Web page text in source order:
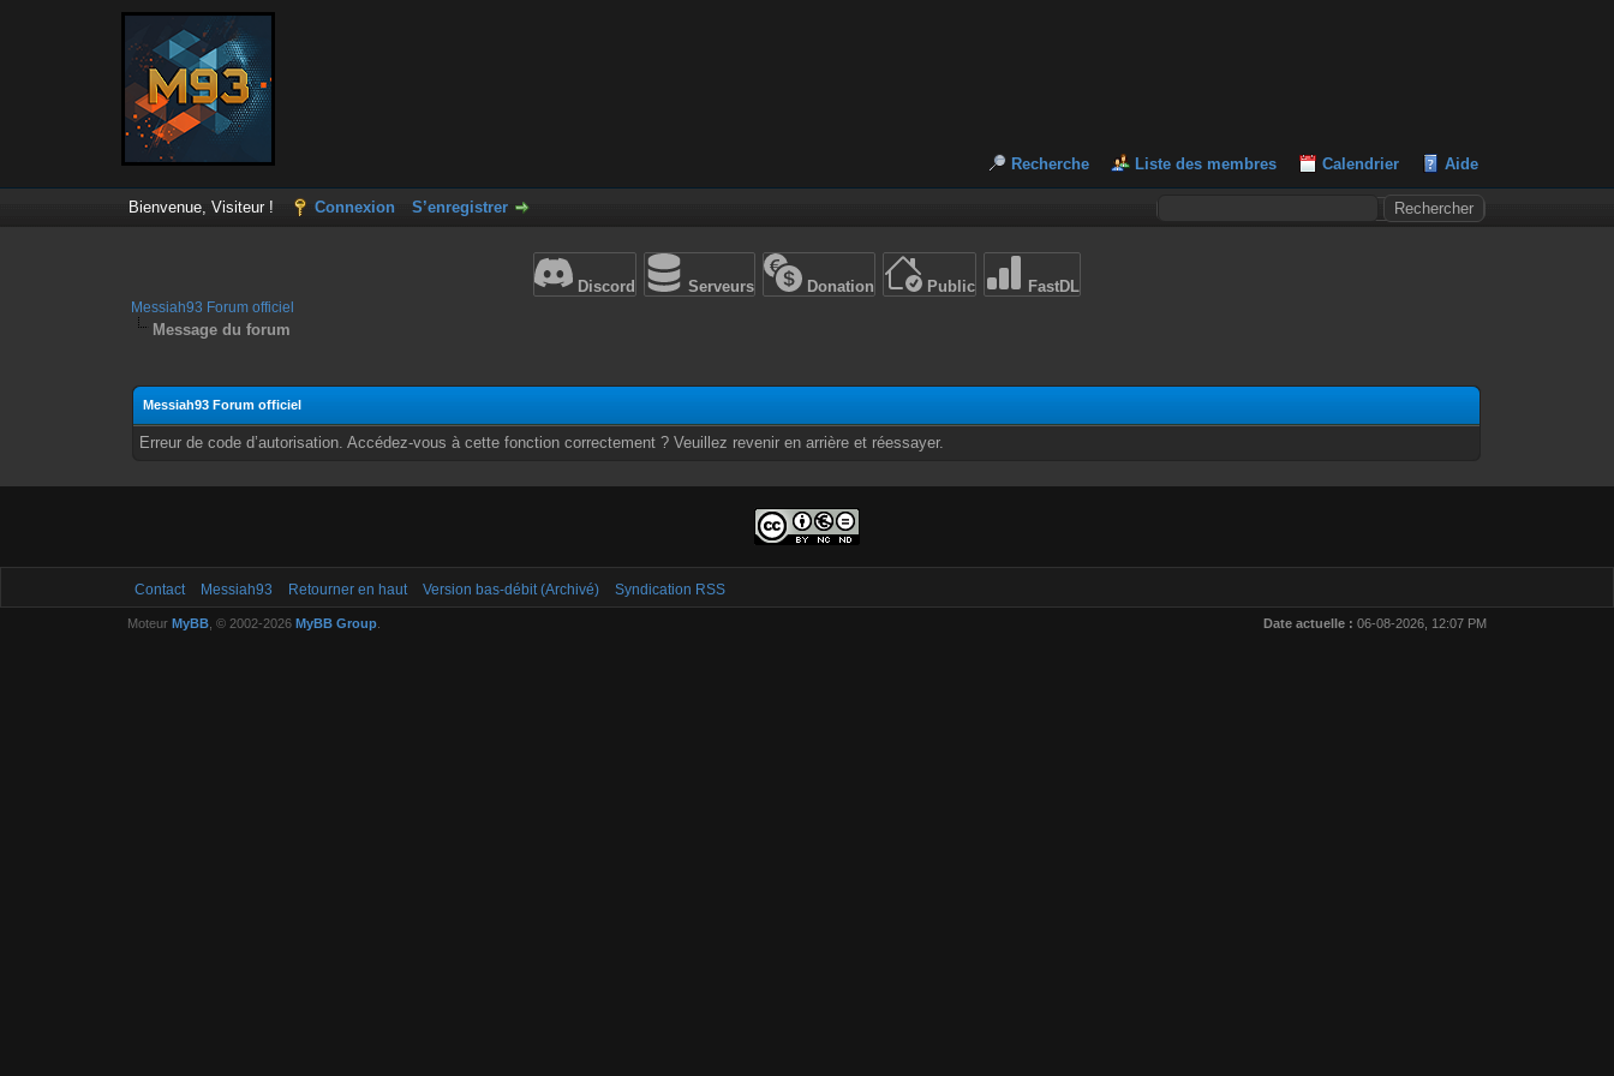
Recherche Liste des membres Calendrier Aide
Bienvenue, Visiteur ! Connexion S’enregistrer
Discord Serveurs Donation Public FastDL
Messiah93 Forum officiel
Message du forum
Messiah93 Forum officiel
Erreur de code d’autorisation. Accédez-vous à cette fonction correctement ? Veuillez revenir en arrière et réessayer.
Contact Messiah93 Retourner en haut Version bas-débit (Archivé) Syndication RSS
Date actuelle : 06-08-2026, 12:07 PM
Moteur MyBB, © 2002-2026 MyBB Group.